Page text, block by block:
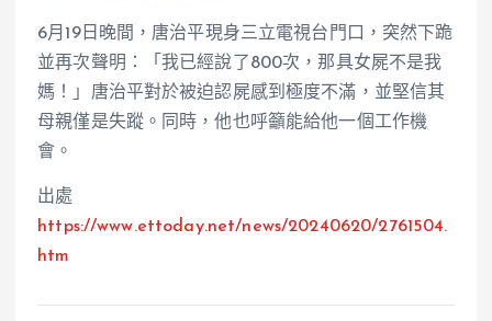
6月19日晚間，唐治平現身三立電視台門口，突然下跪
並再次聲明：「我已經說了800次，那具女屍不是我
媽！」唐治平對於被迫認屍感到極度不滿，並堅信其
母親僅是失蹤。同時，他也呼籲能給他一個工作機
會。
出處
https://www.ettoday.net/news/20240620/2761504.
htm